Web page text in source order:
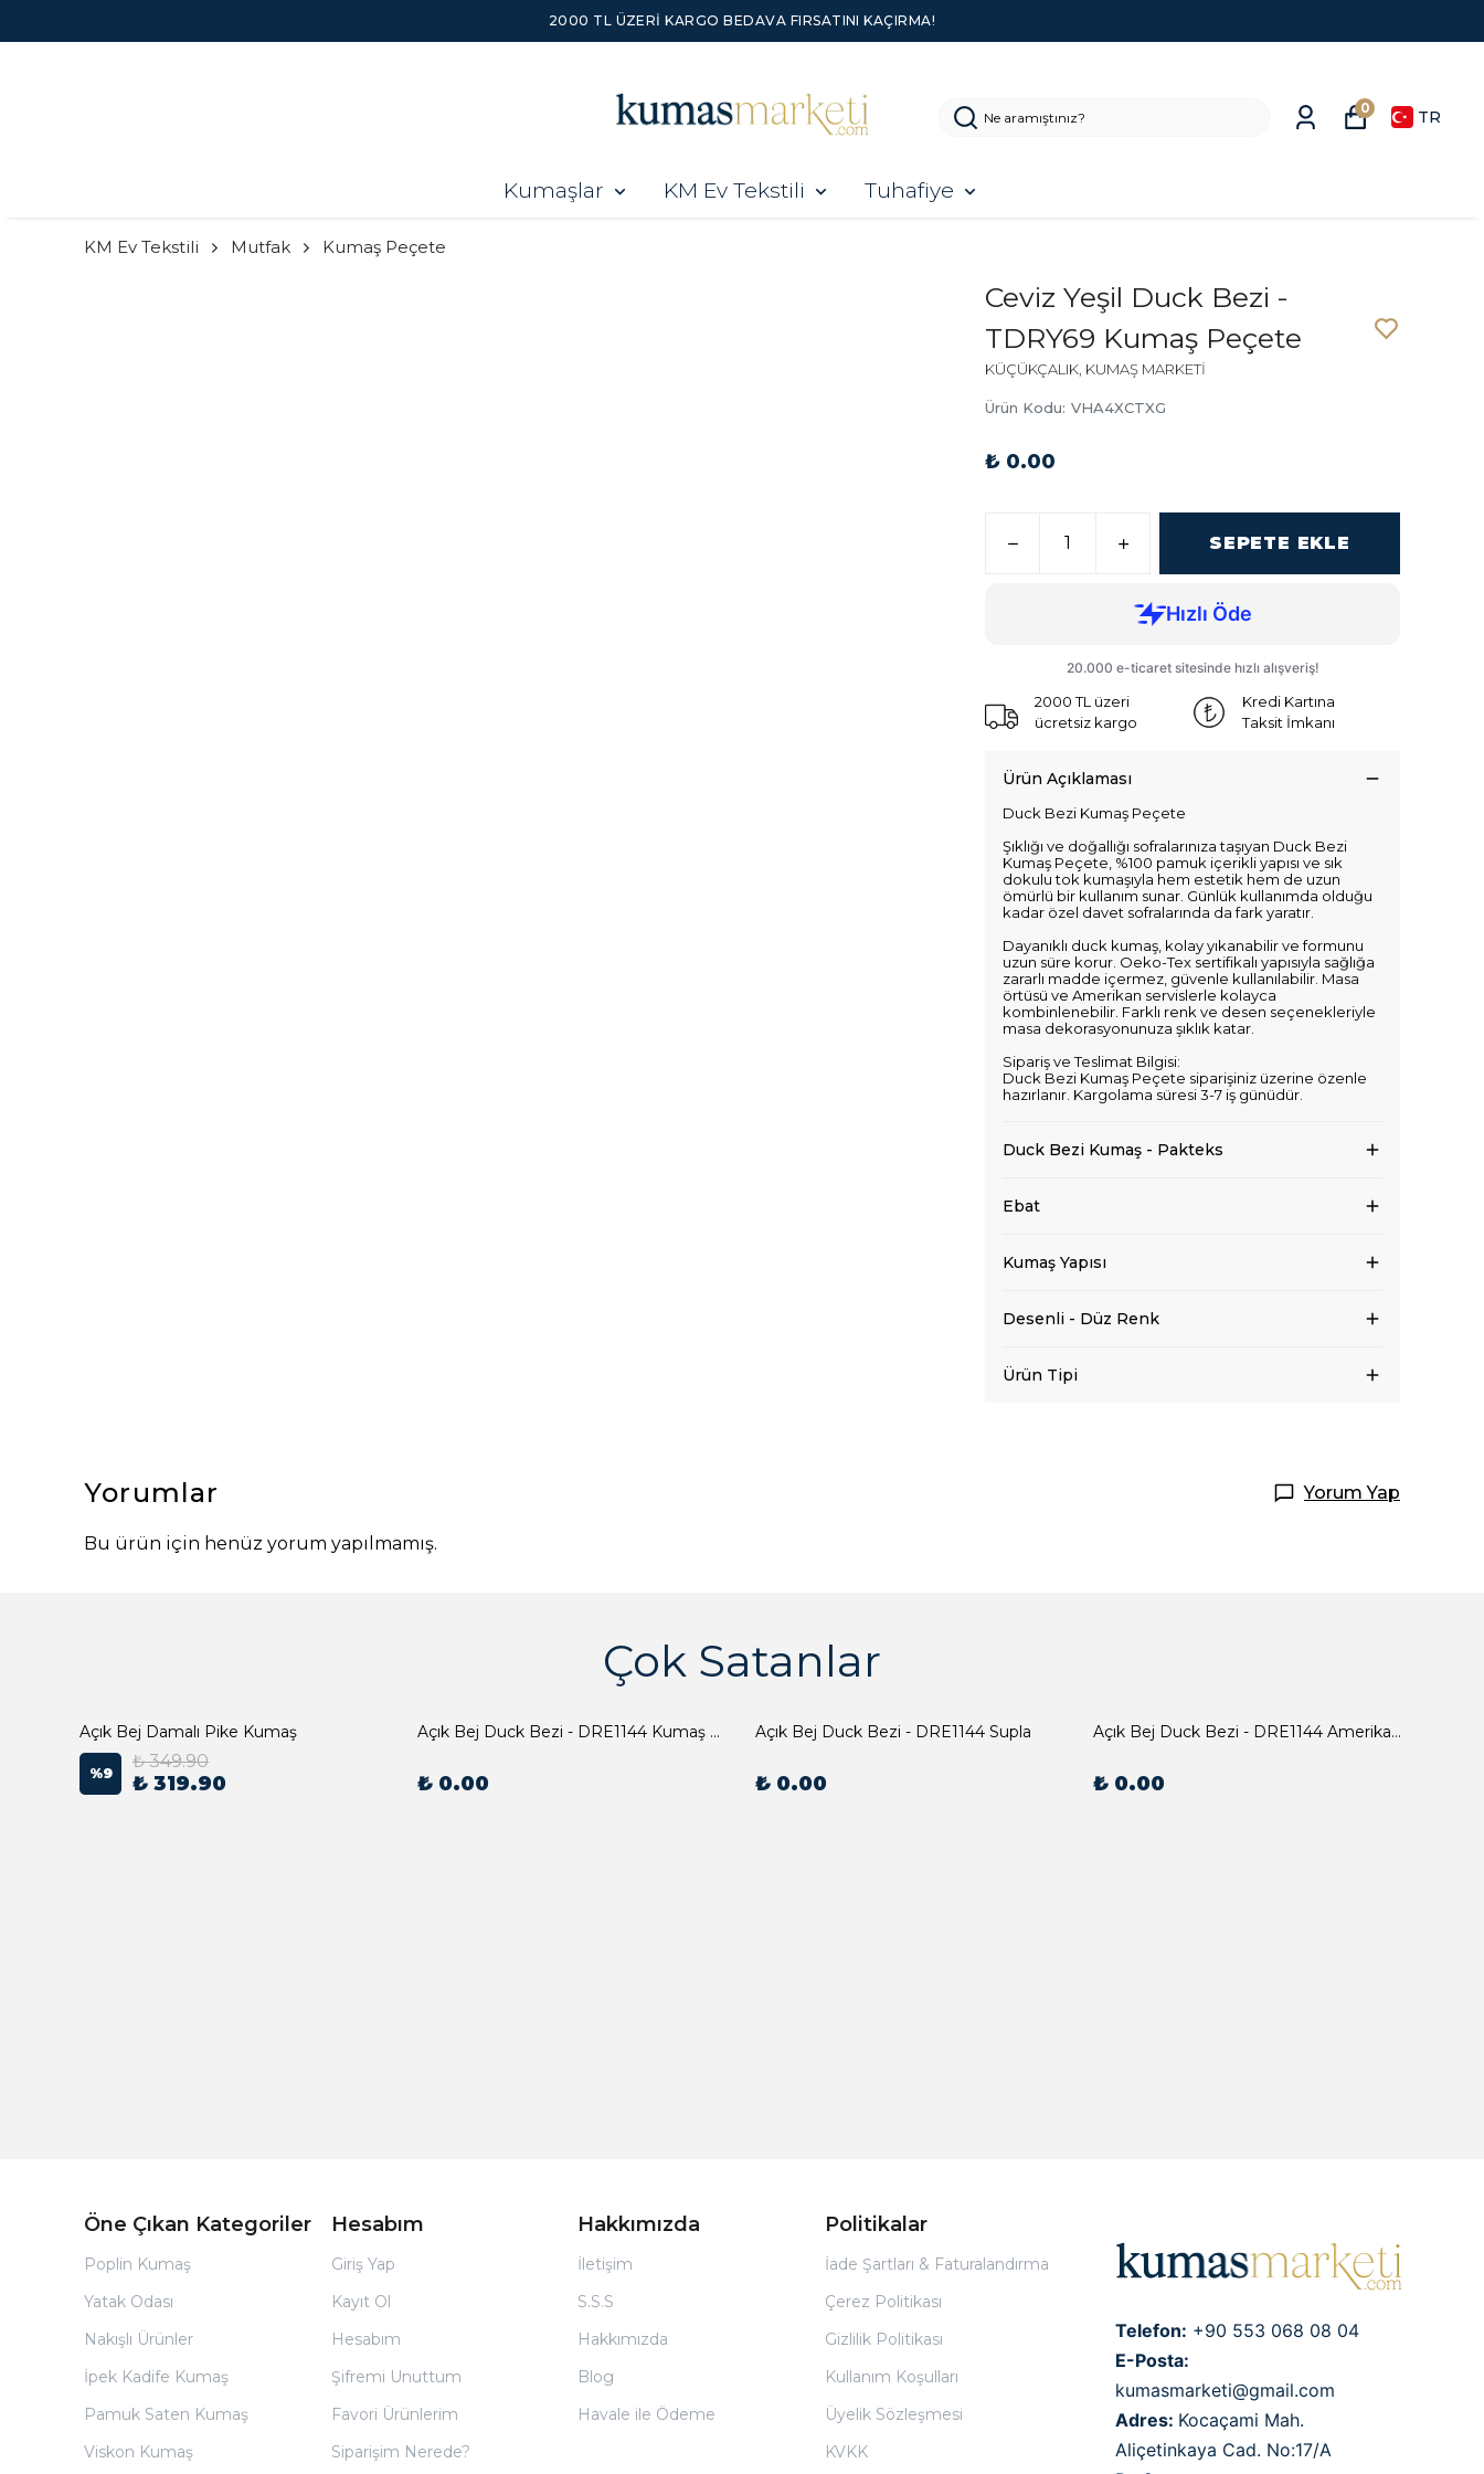
2000 TL ÜZERI KARGO BEDAVA FIRSATINI KAÇIRMA!
Kumaşlar KM Ev Tekstili Tuhafiye
0 TR
KM Ev Tekstili Mutfak Kumaş Peçete
Ceviz Yeşil Duck Bezi -
TDRY69 Kumaş Peçete
KÜÇÜKÇALIK, KUMAŞ MARKETİ
Ürün Kodu: VHA4XCTXG
₺ 0.00
SEPETE EKLE
2000 TL üzeri
ücretsiz kargo
Kredi Kartına
Taksit İmkanı
Ürün Açıklaması
Duck Bezi Kumaş Peçete
Şıklığı ve doğallığı sofralarınıza taşıyan Duck Bezi
Kumaş Peçete, %100 pamuk içerikli yapısı ve sık
dokulu tok kumaşıyla hem estetik hem de uzun
ömürlü bir kullanım sunar. Günlük kullanımda olduğu
kadar özel davet sofralarında da fark yaratır.
Dayanıklı duck kumaş, kolay yıkanabilir ve formunu
uzun süre korur. Oeko-Tex sertifikalı yapısıyla sağlığa
zararlı madde içermez, güvenle kullanılabilir. Masa
örtüsü ve Amerikan servislerle kolayca
kombinlenebilir. Farklı renk ve desen seçenekleriyle
masa dekorasyonunuza şıklık katar.
Sipariş ve Teslimat Bilgisi:
Duck Bezi Kumaş Peçete siparişiniz üzerine özenle
hazırlanır. Kargolama süresi 3-7 iş günüdür.
Duck Bezi Kumaş - Pakteks
Ebat
Kumaş Yapısı
Desenli - Düz Renk
Ürün Tipi
Yorumlar Yorum Yap
Bu ürün için henüz yorum yapılmamış.
Çok Satanlar
Açık Bej Damalı Pike Kumaş
%9
₺ 349.90
₺ 319.90
Açık Bej Duck Bezi - DRE1144 Kumaş Peçete
₺ 0.00
Açık Bej Duck Bezi - DRE1144 Supla
₺ 0.00
Açık Bej Duck Bezi - DRE1144 Amerikan Servis
₺ 0.00
Öne Çıkan Kategoriler
Poplin Kumaş
Yatak Odası
Nakışlı Ürünler
İpek Kadife Kumaş
Pamuk Saten Kumaş
Viskon Kumaş
Hesabım
Giriş Yap
Kayıt Ol
Hesabım
Şifremi Unuttum
Favori Ürünlerim
Siparişim Nerede?
Hakkımızda
İletişim
S.S.S
Hakkımızda
Blog
Havale ile Ödeme
Politikalar
İade Şartları & Faturalandırma
Çerez Politikası
Gizlilik Politikası
Kullanım Koşulları
Üyelik Sözleşmesi
KVKK
Telefon: +90 553 068 08 04
E-Posta:
kumasmarketi@gmail.com
Adres: Kocaçami Mah.
Aliçetinkaya Cad. No:17/A